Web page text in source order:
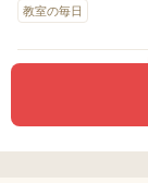
教室の毎日